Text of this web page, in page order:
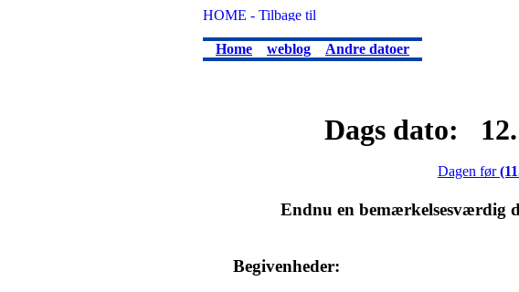
Home weblog Andre datoer
Dags dato:
Dagen før
Endnu en bemærkelsesværdig
Begivenheder: